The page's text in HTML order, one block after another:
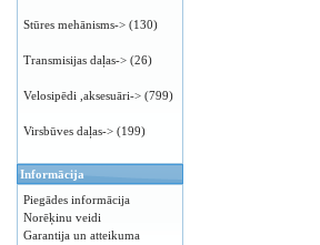
Stūres mehānisms-> (130)
Transmisijas daļas-> (26)
Velosipēdi ,aksesuāri-> (799)
Virsbūves daļas-> (199)
Informācija
Piegādes informācija
Norēķinu veidi
Garantija un atteikuma